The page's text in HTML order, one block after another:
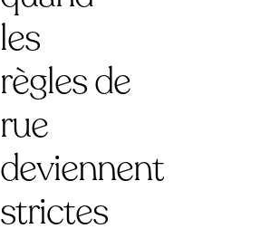
les
règles de
rue
deviennent
strictes